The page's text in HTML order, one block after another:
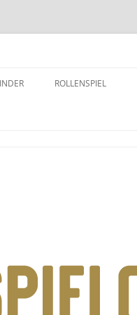
ROLLENSPIEL